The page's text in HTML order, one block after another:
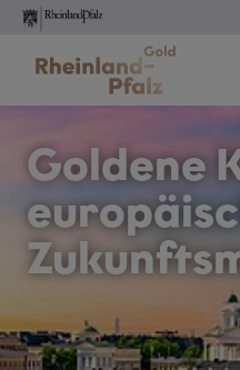
Skip
Goldene